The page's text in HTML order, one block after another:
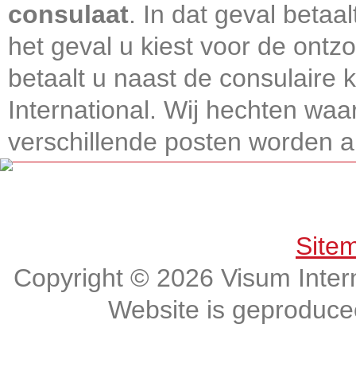
consulaat. In dat geval
het geval u kiest voor de
betaalt u naast de consulaire
International. Wij hechten
verschillende posten worden
Copyright © 2026 Visum
Website is